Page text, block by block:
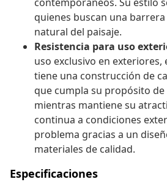
quienes buscan una
natural del paisaje.
Resistencia para uso
uso exclusivo en exteriores,
tiene una construcción de
que cumpla su propósito
mientras mantiene su
continua a condiciones
problema gracias a un
materiales de calidad.
Especificaciones